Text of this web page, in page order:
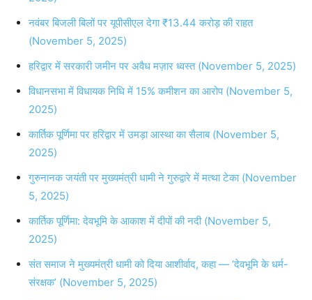
नवंबर बिजली बिलों पर यूपीसीएल देगा ₹13.44 करोड़ की राहत
(November 5, 2025)
हरिद्वार में सरकारी जमीन पर अवैध मज़ार ध्वस्त (November 5, 2025)
विधानसभा में विधायक निधि में 15% कमीशन का आरोप (November 5,
2025)
कार्तिक पूर्णिमा पर हरिद्वार में उमड़ा आस्था का सैलाब (November 5,
2025)
गुरुनानक जयंती पर मुख्यमंत्री धामी ने गुरुद्वारे में मत्था टेका (November
5, 2025)
कार्तिक पूर्णिमा: देवभूमि के आकाश में दीपों की नदी (November 5,
2025)
संत समाज ने मुख्यमंत्री धामी को दिया आशीर्वाद, कहा — ‘देवभूमि के धर्म-
संरक्षक’ (November 5, 2025)